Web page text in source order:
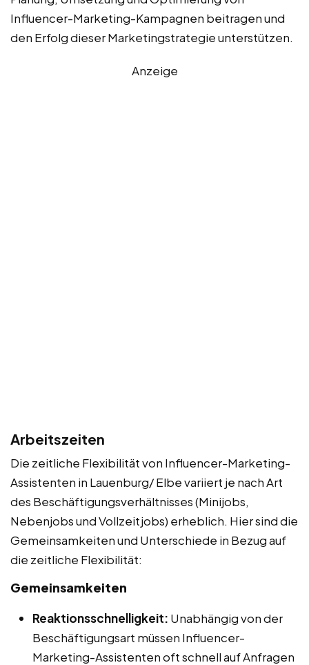
Influencer-Marketing-Kampagnen beitragen und
den Erfolg dieser Marketingstrategie unterstützen.
Anzeige
Arbeitszeiten
Die zeitliche Flexibilität von Influencer-Marketing-
Assistenten in Lauenburg/ Elbe variiert je nach Art
des Beschäftigungsverhältnisses (Minijobs,
Nebenjobs und Vollzeitjobs) erheblich. Hier sind die
Gemeinsamkeiten und Unterschiede in Bezug auf
die zeitliche Flexibilität:
Gemeinsamkeiten
Reaktionsschnelligkeit: Unabhängig von der
Beschäftigungsart müssen Influencer-
Marketing-Assistenten oft schnell auf Anfragen